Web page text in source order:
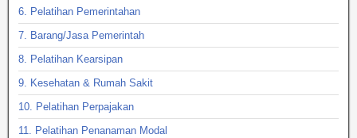
6. Pelatihan Pemerintahan
7. Barang/Jasa Pemerintah
8. Pelatihan Kearsipan
9. Kesehatan & Rumah Sakit
10. Pelatihan Perpajakan
11. Pelatihan Penanaman Modal